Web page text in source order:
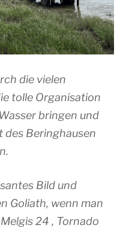
die vielen
tolle Organisation
bringen und
Beringhausen
Bild und
Goliath, wenn man
24 , Tornado